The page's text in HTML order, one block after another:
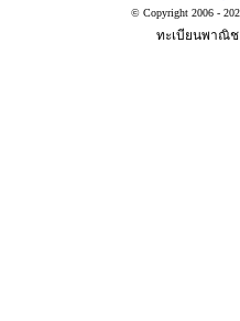
© Copyright 2006 -
ทะเบียนพาณิช